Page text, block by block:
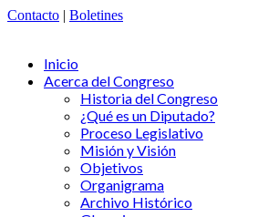
Contacto | Boletines
Inicio
Acerca del Congreso
Historia del Congreso
¿Qué es un Diputado?
Proceso Legislativo
Misión y Visión
Objetivos
Organigrama
Archivo Histórico